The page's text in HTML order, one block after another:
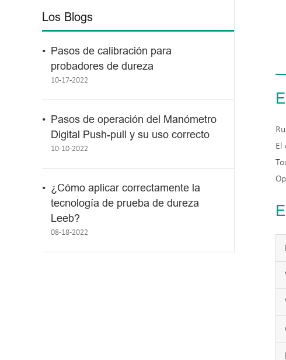
Los Blogs
Pasos de calibración para
probadores de dureza
10-17-2022
Pasos de operación del Manómetro
Digital Push-pull y su uso correcto
10-10-2022
¿Cómo aplicar correctamente la
tecnología de prueba de dureza
Leeb?
08-18-2022
El